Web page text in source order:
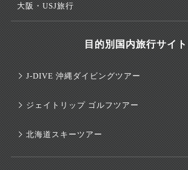
大阪・USJ旅行
目的別国内旅行サイト
J-DIVE 沖縄ダイビングツアー
ジェイトリップ ゴルフツアー
北海道スキーツアー